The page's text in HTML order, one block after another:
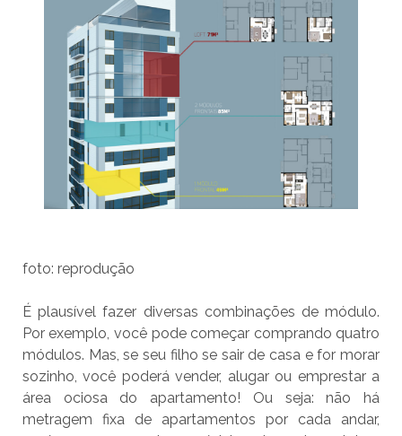
foto: reprodução
É plausível fazer diversas combinações de módulo.
Por exemplo, você pode começar comprando quatro
módulos. Mas, se seu filho se sair de casa e for morar
sozinho, você poderá vender, alugar ou emprestar a
área ociosa do apartamento! Ou seja: não há
metragem fixa de apartamentos por cada andar,